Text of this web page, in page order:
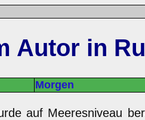
Autor in
Morgen
auf Meeresniveau